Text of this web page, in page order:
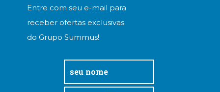
RH
Turismo
(1)
Entre com seu e-mail para
receber ofertas exclusivas
do Grupo Summus!